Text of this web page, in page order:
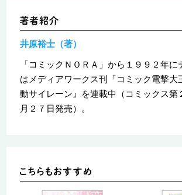
井原裕士（著）
「コミックＮＯＲＡ」から１９９２年に
はメディアワークス刊「コミック電撃大
動サイレーン』を連載中（コミックス第
月２７日発売）。